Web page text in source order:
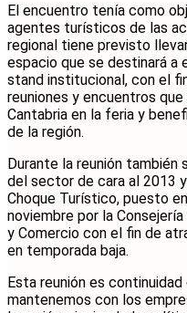
El encuentro tenía como
agentes turísticos de las
regional tiene previsto
espacio que se destinará a
stand institucional, con el
reuniones y encuentros
Cantabria en la feria y
de la región.
Durante la reunión
del sector de cara al 2013
Choque Turístico, puesto
noviembre por la
y Comercio con el fin de
en temporada baja.
Esta reunión es
mantenemos con los